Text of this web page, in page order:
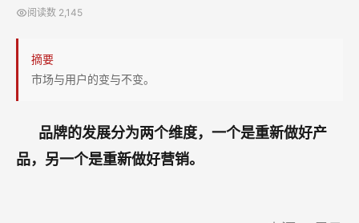
阅读数 2,145
摘要
市场与用户的变与不变。
品牌的发展分为两个维度，一个是重新做好产
品，另一个是重新做好营销。